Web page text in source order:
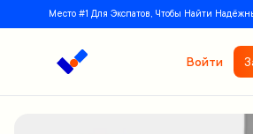
Место #1 Для Экспатов, Чтобы Найти
Войти